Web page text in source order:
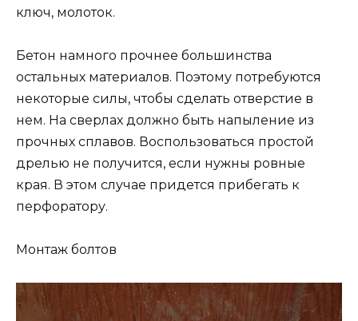
ключ, молоток.
Бетон намного прочнее большинства
остальных материалов. Поэтому потребуются
некоторые силы, чтобы сделать отверстие в
нем. На сверлах должно быть напыление из
прочных сплавов. Воспользоваться простой
дрелью не получится, если нужны ровные
края. В этом случае придется прибегать к
перфоратору.
Монтаж болтов